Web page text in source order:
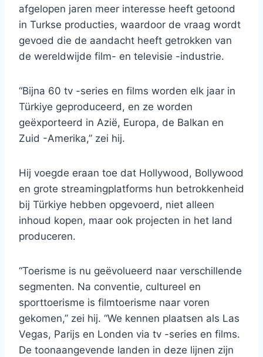
afgelopen jaren meer interesse heeft getoond
in Turkse producties, waardoor de vraag wordt
gevoed die de aandacht heeft getrokken van
de wereldwijde film- en televisie -industrie.
“Bijna 60 tv -series en films worden elk jaar in
Türkiye geproduceerd, en ze worden
geëxporteerd in Azië, Europa, de Balkan en
Zuid -Amerika,” zei hij.
Hij voegde eraan toe dat Hollywood, Bollywood
en grote streamingplatforms hun betrokkenheid
bij Türkiye hebben opgevoerd, niet alleen
inhoud kopen, maar ook projecten in het land
produceren.
“Toerisme is nu geëvolueerd naar verschillende
segmenten. Na conventie, cultureel en
sporttoerisme is filmtoerisme naar voren
gekomen,” zei hij. “We kennen plaatsen als Las
Vegas, Parijs en Londen via tv -series en films.
De toonaangevende landen in deze lijnen zijn